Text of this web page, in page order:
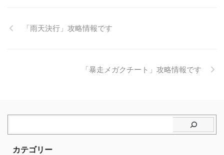
「雨天決行」攻略情報です
「暴走メガクチート」攻略情報です
カテゴリー